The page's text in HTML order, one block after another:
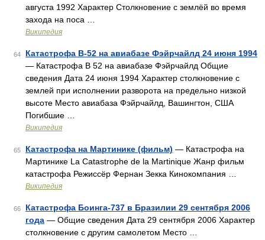
августа 1992 Характер Столкновение с землёй во время
захода на поса …
Википедия
64
Катастрофа B-52 на авиабазе Фэйрчайлд 24 июня 1994
— Катастрофа B 52 на авиабазе Фэйрчайлд Общие
сведения Дата 24 июня 1994 Характер столкновение с
землей при исполнении разворота на предельно низкой
высоте Место авиабаза Фэйрчайлд, Вашингтон, США
Погибшие …
Википедия
65 Катастрофа на Мартинике (фильм) — Катастрофа на
Мартинике La Catastrophe de la Martinique Жанр фильм
катастрофа Режиссёр Фернан Зекка Кинокомпания …
Википедия
66
Катастрофа Боинга-737 в Бразилии 29 сентября 2006
года — Общие сведения Дата 29 сентября 2006 Характер
столкновение с другим самолетом Место …